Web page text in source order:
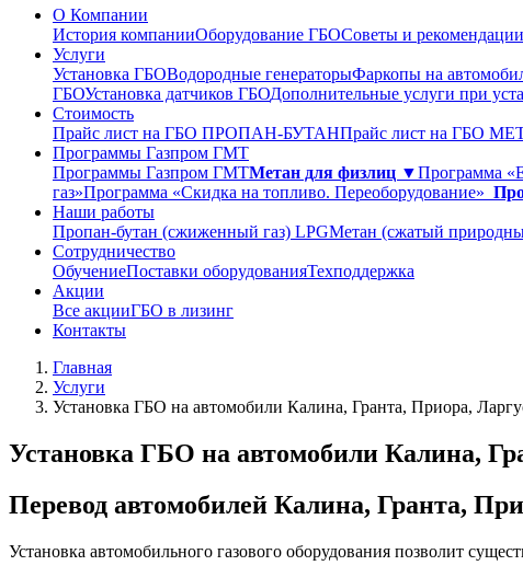
О Компании
История компанииОборудование ГБОСоветы и рекомендации
Услуги
Установка ГБОВодородные генераторыФаркопы на
ГБОУстановка датчиков ГБОДополнительные услуги при
Стоимость
Прайс лист на ГБО ПРОПАН-БУТАНПрайс лист на ГБО
Программы Газпром ГМТ
Программы Газпром ГМТМетан для физлиц ▼Программа
газ»Программа «Скидка на топливо. Переоборудование»
Наши работы
Пропан-бутан (сжиженный газ) LPGМетан (сжатый
Сотрудничество
ОбучениеПоставки оборудованияТехподдержка
Акции
Все акцииГБО в лизинг
Контакты
Главная
Услуги
Установка ГБО на автомобили Калина, Гранта, Приора,
Установка ГБО на автомобили Калина,
Перевод автомобилей Калина, Гранта,
Установка автомобильного газового оборудования позволит